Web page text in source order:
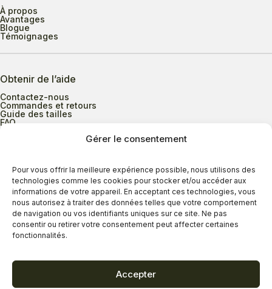
Gérer le consentement
Pour vous offrir la meilleure expérience possible, nous utilisons des
technologies comme les cookies pour stocker et/ou accéder aux
informations de votre appareil. En acceptant ces technologies, vous
nous autorisez à traiter des données telles que votre comportement
de navigation ou vos identifiants uniques sur ce site. Ne pas
consentir ou retirer votre consentement peut affecter certaines
fonctionnalités.
Accepter
À propos
Avantages
Blogue
Témoignages
Obtenir de l’aide
Contactez-nous
Commandes et retours
Guide des tailles
FAQ
Heures d’ouverture
Lundi au mercredi
9h00 à 17h30
Jeudi
9h00 à 20h00
Vendredi
9h00 à 18h00
Dimanche
11h00 à 16h30